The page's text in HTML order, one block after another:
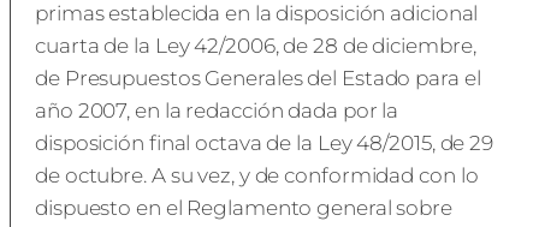
primas establecida en la disposición adicional
cuarta de la Ley 42/2006, de 28 de diciembre,
de Presupuestos Generales del Estado para el
año 2007, en la redacción dada por la
disposición final octava de la Ley 48/2015, de 29
de octubre. A su vez, y de conformidad con lo
dispuesto en el Reglamento general sobre